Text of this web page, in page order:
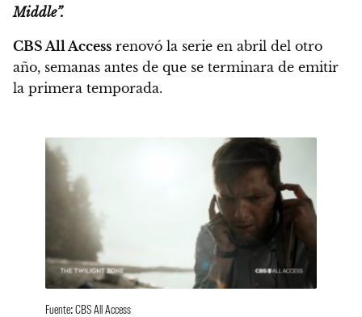
Middle”.
CBS All Access renovó la serie en abril del otro
año, semanas antes de que se terminara de emitir
la primera temporada.
Fuente: CBS All Access